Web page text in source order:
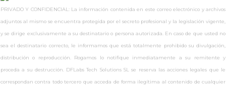
PRIVADO Y CONFIDENCIAL: La información contenida en este correo electrónico y archivos
adjuntos al mismo se encuentra protegida por el secreto profesional y la legislación vigente,
y se dirige exclusivamente a su destinatario o persona autorizada. En caso de que usted no
sea el destinatario correcto, le informamos que está totalmente prohibido su divulgación,
distribución o reproducción. Rogamos lo notifique inmediatamente a su remitente y
proceda a su destrucción. DFLabs Tech Solutions SL se reserva las acciones legales que le
correspondan contra todo tercero que acceda de forma ilegítima al contenido de cualquier